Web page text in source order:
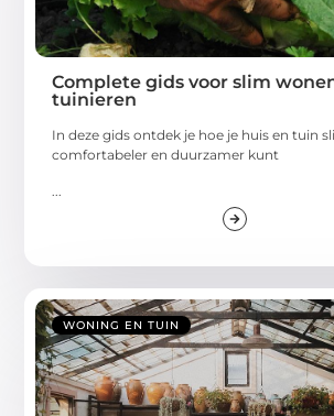
Complete gids voor slim
tuinieren
In deze gids ontdek je hoe je huis en tuin
comfortabeler en duurzamer kunt
WONING EN TUIN